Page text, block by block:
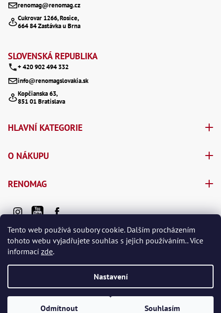
Tento web používá soubory cookie. Dalším procházením
tohoto webu vyjadřujete souhlas s jejich používáním.. Více
informací zde.
Nastavení
Odmítnout Souhlasím
renomag@renomag.cz
Cukrovar 1266, Rosice,
664 84 Zastávka u Brna
SLOVENSKÁ REPUBLIKA
+ 420 902 494 332
info@renomagslovakia.sk
Kopčianska 63,
851 01 Bratislava
HLAVNÍ KATEGORIE
O NÁKUPU
RENOMAG
Vytvořil Shoptet Premium
Copyright 2026e-shop RENOMAG spol. s r.o.. Všechna práva